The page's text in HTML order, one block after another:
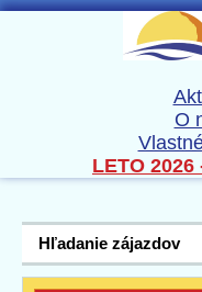
O
LETO
Hľadanie zájazdov